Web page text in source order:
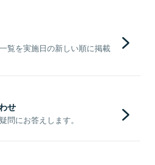
覧を実施日の新しい順に掲載
せ
問にお答えします。